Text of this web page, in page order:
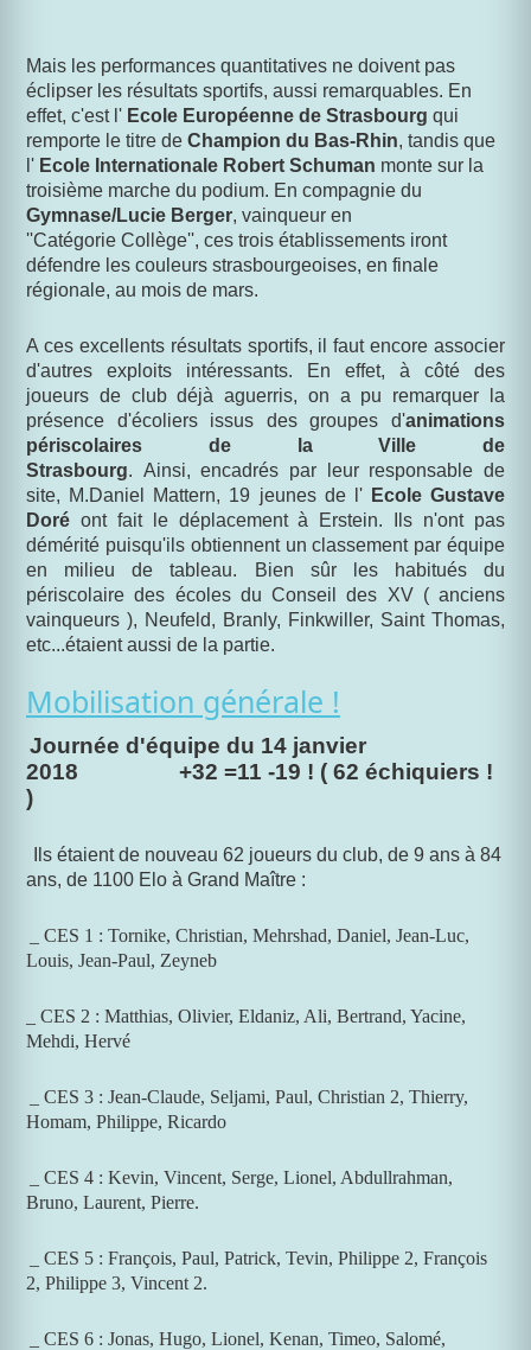
Mais les performances quantitatives ne doivent pas
éclipser les résultats sportifs, aussi remarquables. En
effet, c'est l' Ecole Européenne de Strasbourg qui
remporte le titre de Champion du Bas-Rhin, tandis que
l' Ecole Internationale Robert Schuman monte sur la
troisième marche du podium. En compagnie du
Gymnase/Lucie Berger, vainqueur en
''Catégorie Collège'', ces trois établissements iront
défendre les couleurs strasbourgeoises, en finale
régionale, au mois de mars.
A ces excellents résultats sportifs, il faut encore associer
d'autres exploits intéressants. En effet, à côté des
joueurs de club déjà aguerris, on a pu remarquer la
présence d'écoliers issus des groupes d'animations
périscolaires de la Ville de
Strasbourg. Ainsi, encadrés par leur responsable de
site, M.Daniel Mattern, 19 jeunes de l'Ecole Gustave
Doré ont fait le déplacement à Erstein. Ils n'ont pas
démérité puisqu'ils obtiennent un classement par équipe
en milieu de tableau. Bien sûr les habitués du
périscolaire des écoles du Conseil des XV ( anciens
vainqueurs ), Neufeld, Branly, Finkwiller, Saint Thomas,
etc...étaient aussi de la partie.
Mobilisation générale !
Journée d'équipe du 14 janvier
2018
+32 =11 -19 ! ( 62 échiquiers !
)
Ils étaient de nouveau 62 joueurs du club, de 9 ans à 84
ans, de 1100 Elo à Grand Maître :
_ CES 1 : Tornike, Christian, Mehrshad, Daniel, Jean-Luc,
Louis, Jean-Paul, Zeyneb
_ CES 2 : Matthias, Olivier, Eldaniz, Ali, Bertrand, Yacine,
Mehdi, Hervé
_ CES 3 : Jean-Claude, Seljami, Paul, Christian 2, Thierry,
Homam, Philippe, Ricardo
_ CES 4 : Kevin, Vincent, Serge, Lionel, Abdullrahman,
Bruno, Laurent, Pierre.
_ CES 5 : François, Paul, Patrick, Tevin, Philippe 2, François
2, Philippe 3, Vincent 2.
_ CES 6 : Jonas, Hugo, Lionel, Kenan, Timeo, Salomé,